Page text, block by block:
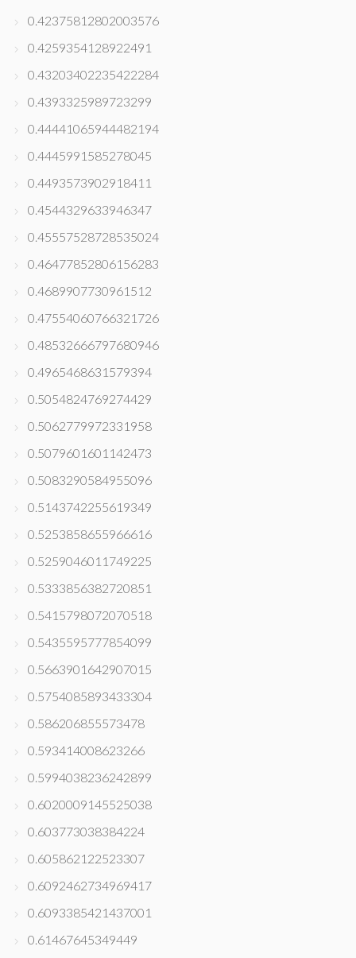
0.42375812802003576
0.4259354128922491
0.43203402235422284
0.4393325989723299
0.44441065944482194
0.4445991585278045
0.4493573902918411
0.4544329633946347
0.45557528728535024
0.46477852806156283
0.4689907730961512
0.47554060766321726
0.48532666797680946
0.4965468631579394
0.5054824769274429
0.5062779972331958
0.5079601601142473
0.5083290584955096
0.5143742255619349
0.5253858655966616
0.5259046011749225
0.5333856382720851
0.5415798072070518
0.5435595777854099
0.5663901642907015
0.5754085893433304
0.586206855573478
0.593414008623266
0.5994038236242899
0.6020009145525038
0.603773038384224
0.605862122523307
0.6092462734969417
0.6093385421437001
0.61467645349449